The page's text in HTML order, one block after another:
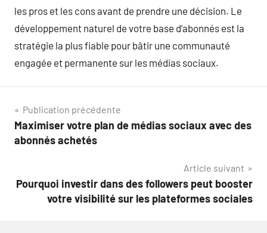
les pros et les cons avant de prendre une décision. Le
développement naturel de votre base d’abonnés est la
stratégie la plus fiable pour bâtir une communauté
engagée et permanente sur les médias sociaux.
Navigation
de
Publication précédente
Maximiser votre plan de médias sociaux avec des
abonnés achetés
Article suivant
Pourquoi investir dans des followers peut booster
votre visibilité sur les plateformes sociales